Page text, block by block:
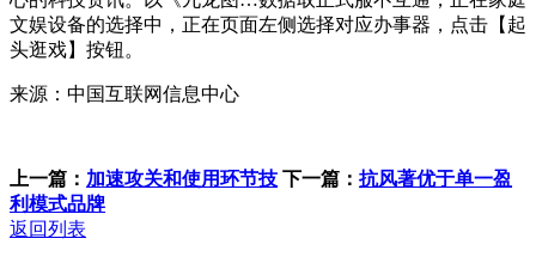
文娱设备的选择中，正在页面左侧选择对应办事器，点击【起
头逛戏】按钮。
来源：中国互联网信息中心
上一篇： 加速攻关和使用环节技 下一篇： 抗风著优于单一盈
利模式品牌
返回列表